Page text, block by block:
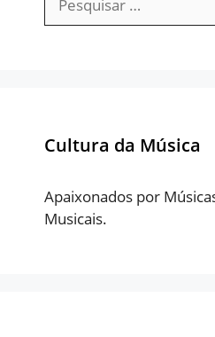
por:
Cultura da Música
Apaixonados por
Musicais.